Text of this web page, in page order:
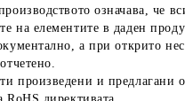
означава, че
на елементите в даден
а при открито
произведени и предлагани